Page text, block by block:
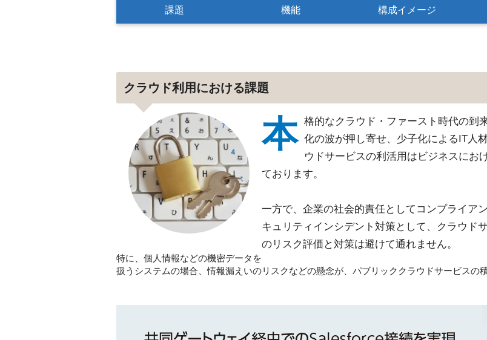
課題 機能 構成イメージ
クラウド利用における課題
本 格的なクラウド・ファースト時代の到
化の波が押し寄せ、少子化によるIT人
ウドサービスの利活用はビジネスにお
ております。
一方で、企業の社会的責任としてコンプライア
キュリティインシデント対策として、クラウド
のリスク評価と対策は避けて通れません。
特に、個人情報などの機密データを
扱うシステムの場合、情報漏えいのリスクなどの懸念が、 パブリッククラウドサービスの